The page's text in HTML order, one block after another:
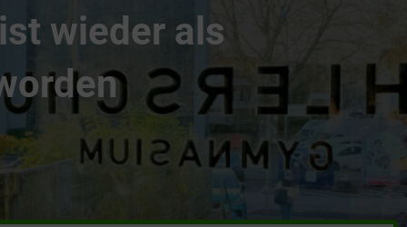
wieder als